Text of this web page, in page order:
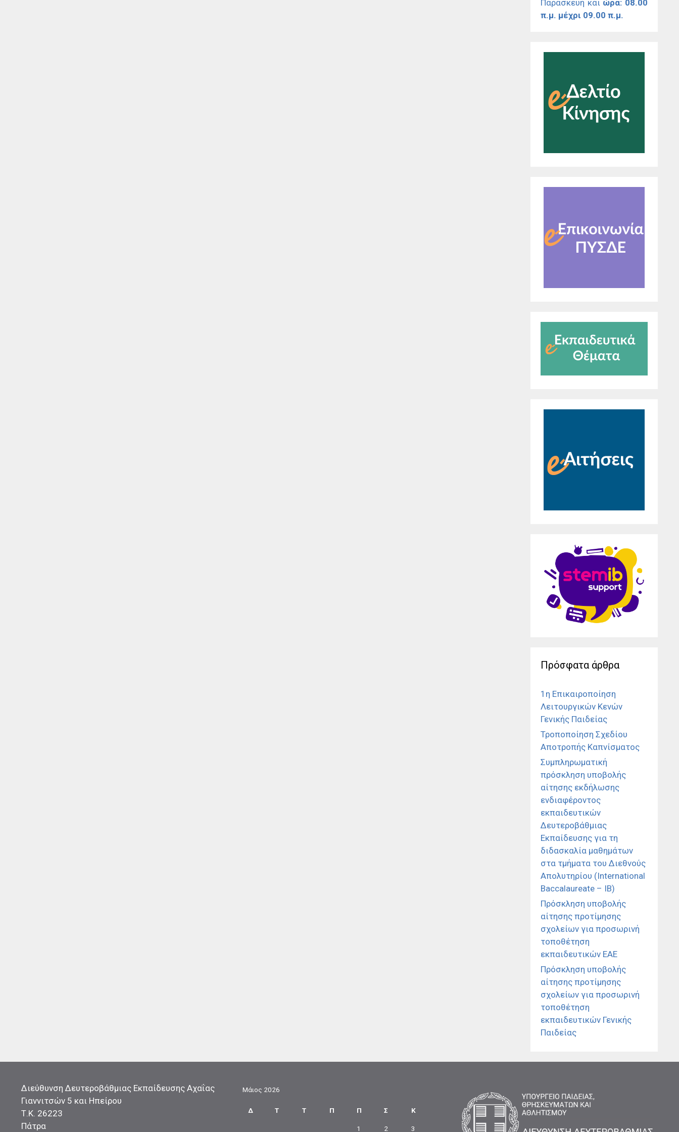
Παρασκευή και ώρα: 08.00
π.μ. μέχρι 09.00 π.μ.
Πρόσφατα άρθρα
1η Επικαιροποίηση
Λειτουργικών Κενών
Γενικής Παιδείας
Τροποποίηση Σχεδίου
Αποτροπής Καπνίσματος
Συμπληρωματική
πρόσκληση υποβολής
αίτησης εκδήλωσης
ενδιαφέροντος
εκπαιδευτικών
Δευτεροβάθμιας
Εκπαίδευσης για τη
διδασκαλία μαθημάτων
στα τμήματα του Διεθνούς
Απολυτηρίου (International
Baccalaureate – IB)
Πρόσκληση υποβολής
αίτησης προτίμησης
σχολείων για προσωρινή
τοποθέτηση
εκπαιδευτικών ΕΑΕ
Πρόσκληση υποβολής
αίτησης προτίμησης
σχολείων για προσωρινή
τοποθέτηση
εκπαιδευτικών Γενικής
Παιδείας
Διεύθυνση Δευτεροβάθμιας Εκπαίδευσης Αχαΐας
Γιαννιτσών 5 και Ηπείρου
Τ.Κ. 26223
Πάτρα
Μάιος 2026
Δ Τ Τ Π Π Σ Κ
1 2 3